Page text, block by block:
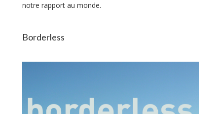
notre rapport au monde.
Borderless